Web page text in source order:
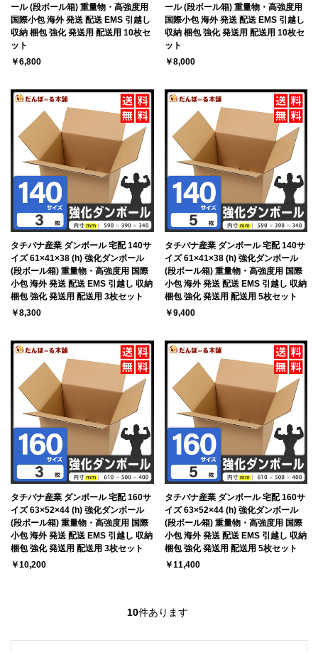
ール (段ボール箱) 重量物・高強度用
国際小包 海外 発送 配送 EMS 引越し
収納 梱包 強化 発送用 配送用 10枚セ
ット
￥6,800
ール (段ボール箱) 重量物・高強度用
国際小包 海外 発送 配送 EMS 引越し
収納 梱包 強化 発送用 配送用 10枚セ
ット
￥8,000
タチバナ産業 ダンボール 宅配 140サ
イズ 61×41×38 (h) 強化ダンボール
(段ボール箱) 重量物・高強度用 国際
小包 海外 発送 配送 EMS 引越し 収納
梱包 強化 発送用 配送用 3枚セット
￥8,300
タチバナ産業 ダンボール 宅配 140サ
イズ 61×41×38 (h) 強化ダンボール
(段ボール箱) 重量物・高強度用 国際
小包 海外 発送 配送 EMS 引越し 収納
梱包 強化 発送用 配送用 5枚セット
￥9,400
タチバナ産業 ダンボール 宅配 160サ
イズ 63×52×44 (h) 強化ダンボール
(段ボール箱) 重量物・高強度用 国際
小包 海外 発送 配送 EMS 引越し 収納
梱包 強化 発送用 配送用 3枚セット
￥10,200
タチバナ産業 ダンボール 宅配 160サ
イズ 63×52×44 (h) 強化ダンボール
(段ボール箱) 重量物・高強度用 国際
小包 海外 発送 配送 EMS 引越し 収納
梱包 強化 発送用 配送用 5枚セット
￥11,400
10件あります